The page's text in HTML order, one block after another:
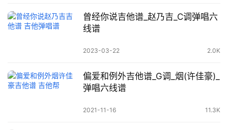
曾经你说吉他谱_赵乃吉_C调弹唱六
线谱
2023-03-22 2.0K
偏爱和例外吉他谱_G调_烟(许佳豪)_
弹唱六线谱
2021-11-16 11.3K